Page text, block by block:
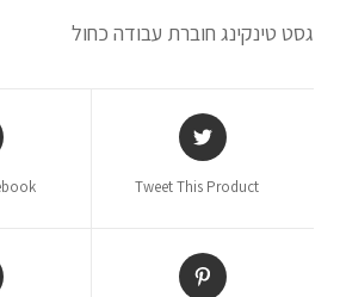
גסט טינקינג חוברת עבודה כחול
Tweet This Product